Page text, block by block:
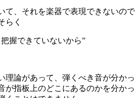
て、それを楽器で表現できないので
らく
握できていないから”
理論があって、弾くべき音が分かっ
が指板上のどこにあるのかを分かっ